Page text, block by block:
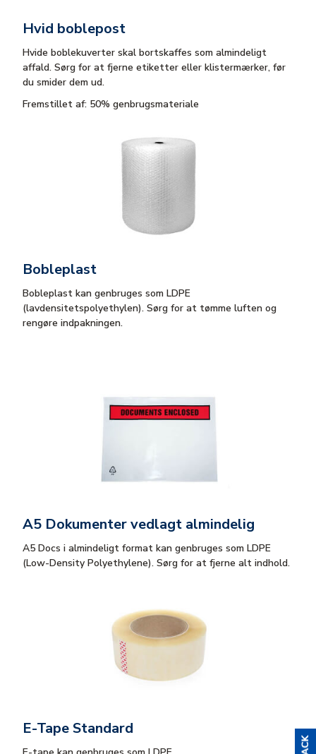
Hvid boblepost
Hvide boblekuverter skal bortskaffes som almindeligt
affald. Sørg for at fjerne etiketter eller klistermærker, før
du smider dem ud.
Fremstillet af: 50% genbrugsmateriale
Bobleplast
Bobleplast kan genbruges som LDPE
(lavdensitetspolyethylen). Sørg for at tømme luften og
rengøre indpakningen.
A5 Dokumenter vedlagt almindelig
A5 Docs i almindeligt format kan genbruges som LDPE
(Low-Density Polyethylene). Sørg for at fjerne alt indhold.
E-Tape Standard